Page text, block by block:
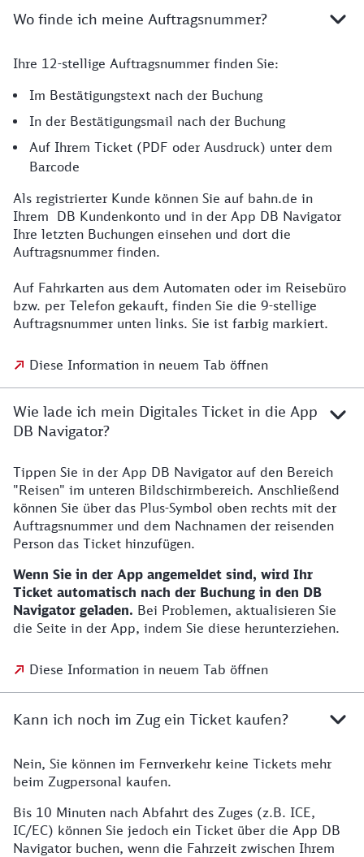
Wo finde ich meine Auftragsnummer?
Ihre 12-stellige Auftragsnummer finden Sie:
Im Bestätigungstext nach der Buchung
In der Bestätigungsmail nach der Buchung
Auf Ihrem Ticket (PDF oder Ausdruck) unter dem
Barcode
Als registrierter Kunde können Sie auf bahn.de in
Ihrem DB Kundenkonto und in der App DB Navigator
Ihre letzten Buchungen einsehen und dort die
Auftragsnummer finden.
Auf Fahrkarten aus dem Automaten oder im Reisebüro
bzw. per Telefon gekauft, finden Sie die 9-stellige
Auftragsnummer unten links. Sie ist farbig markiert.
Diese Information in neuem Tab öffnen
Wie lade ich mein Digitales Ticket in die App
DB Navigator?
Tippen Sie in der App DB Navigator auf den Bereich
"Reisen" im unteren Bildschirmbereich. Anschließend
können Sie über das Plus-Symbol oben rechts mit der
Auftragsnummer und dem Nachnamen der reisenden
Person das Ticket hinzufügen.
Wenn Sie in der App angemeldet sind, wird Ihr
Ticket automatisch nach der Buchung in den DB
Navigator geladen. Bei Problemen, aktualisieren Sie
die Seite in der App, indem Sie diese herunterziehen.
Diese Information in neuem Tab öffnen
Kann ich noch im Zug ein Ticket kaufen?
Nein, Sie können im Fernverkehr keine Tickets mehr
beim Zugpersonal kaufen.
Bis 10 Minuten nach Abfahrt des Zuges (z.B. ICE,
IC/EC) können Sie jedoch ein Ticket über die App DB
Navigator buchen, wenn die Fahrzeit zwischen Ihrem